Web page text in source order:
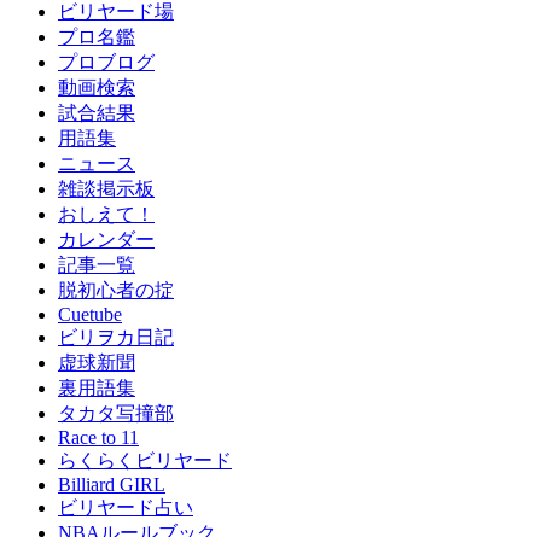
ビリヤード場
プロ名鑑
プロブログ
動画検索
試合結果
用語集
ニュース
雑談掲示板
おしえて！
カレンダー
記事一覧
脱初心者の掟
Cuetube
ビリヲカ日記
虚球新聞
裏用語集
タカタ写撞部
Race to 11
らくらくビリヤード
Billiard GIRL
ビリヤード占い